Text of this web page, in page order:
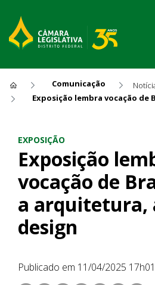
Comunicação
EXPOSIÇÃO
Exposição
vocação de
a arquitetura,
design
Publicado em 11/04/2025 17h01